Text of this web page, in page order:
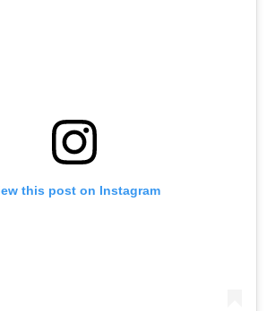
this post on Instagram